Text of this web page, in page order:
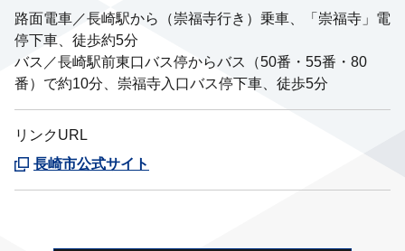
路面電車／長崎駅から（崇福寺行き）乗車、「崇福寺」電
停下車、徒歩約5分
バス／長崎駅前東口バス停からバス（50番・55番・80
番）で約10分、崇福寺入口バス停下車、徒歩5分
リンクURL
長崎市公式サイト